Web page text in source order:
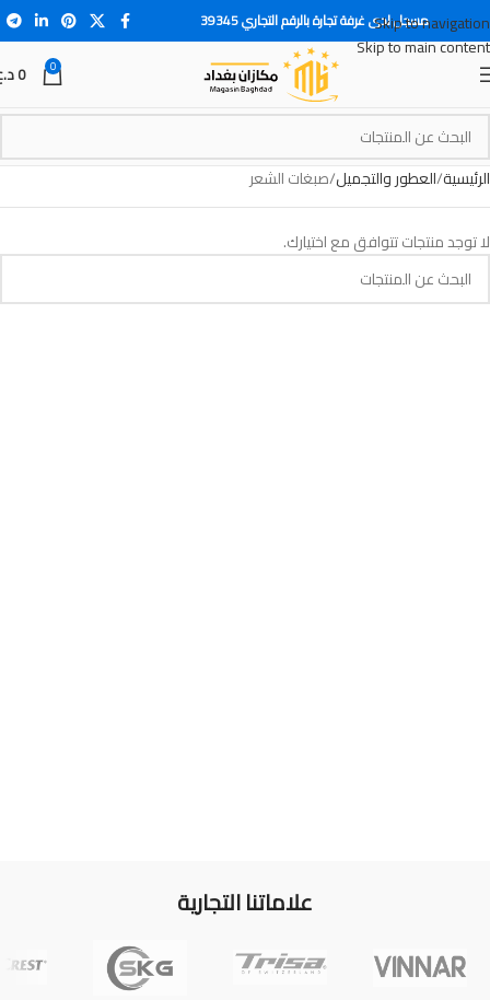
Skip to navigation
Skip to main content
مسجل لدى غرفة تجارة بالرقم التجاري 39345
0
0
الرئيسية العطور والتجميل صبغات الشعر
لا توجد منتجات تتوافق مع اختيارك.
علاماتنا التجارية